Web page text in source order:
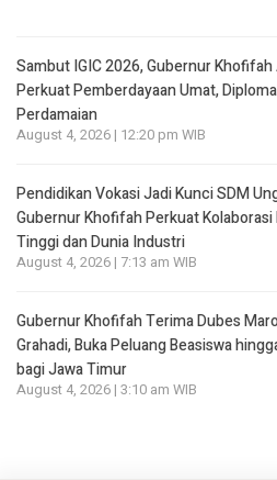
Sambut IGIC 2026, Gubernur
Perkuat Pemberdayaan Umat,
Perdamaian
August 4, 2026 | 12:20 pm WIB
Pendidikan Vokasi Jadi Kunci SDM
Gubernur Khofifah Perkuat
Tinggi dan Dunia Industri
August 4, 2026 | 7:13 am WIB
Gubernur Khofifah Terima Dubes
Grahadi, Buka Peluang Beasiswa
bagi Jawa Timur
August 4, 2026 | 3:10 am WIB